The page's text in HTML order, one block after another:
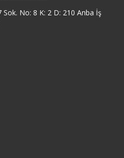
No: 8 K: 2 D: 210 Anba İş